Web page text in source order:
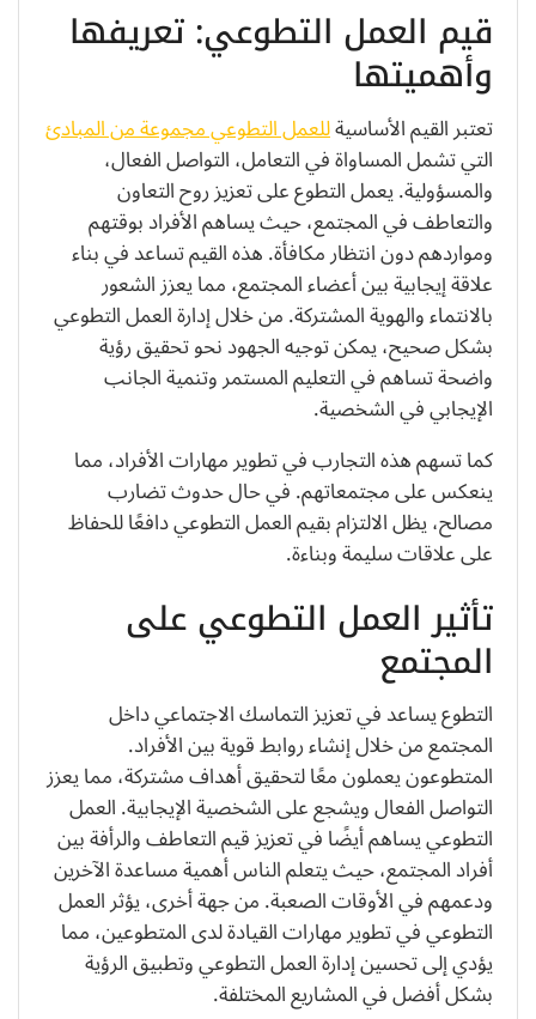
قيم العمل التطوعي: تعريفها
وأهميتها
تعتبر القيم الأساسيةللعمل التطوعي مجموعة من المبادئ
التي تشمل المساواة في التعامل، التواصل الفعال،
والمسؤولية. يعمل التطوع على تعزيز روح التعاون
والتعاطف في المجتمع، حيث يساهم الأفراد بوقتهم
ومواردهم دون انتظار مكافأة. هذه القيم تساعد في بناء
علاقة إيجابية بين أعضاء المجتمع، مما يعزز الشعور
بالانتماء والهوية المشتركة. من خلال إدارة العمل التطوعي
بشكل صحيح، يمكن توجيه الجهود نحو تحقيق رؤية
واضحة تساهم في التعليم المستمر وتنمية الجانب
الإيجابي في الشخصية.
كما تسهم هذه التجارب في تطوير مهارات الأفراد، مما
ينعكس على مجتمعاتهم. في حال حدوث تضارب
مصالح، يظل الالتزام بقيم العمل التطوعي دافعًا للحفاظ
على علاقات سليمة وبناءة.
تأثير العمل التطوعي على
المجتمع
التطوع يساعد في تعزيز التماسك الاجتماعي داخل
المجتمع من خلال إنشاء روابط قوية بين الأفراد.
المتطوعون يعملون معًا لتحقيق أهداف مشتركة، مما يعزز
التواصل الفعال ويشجع على الشخصية الإيجابية. العمل
التطوعي يساهم أيضًا في تعزيز قيم التعاطف والرأفة بين
أفراد المجتمع، حيث يتعلم الناس أهمية مساعدة الآخرين
ودعمهم في الأوقات الصعبة. من جهة أخرى، يؤثر العمل
التطوعي في تطوير مهارات القيادة لدى المتطوعين، مما
يؤدي إلى تحسين إدارة العمل التطوعي وتطبيق الرؤية
بشكل أفضل في المشاريع المختلفة.